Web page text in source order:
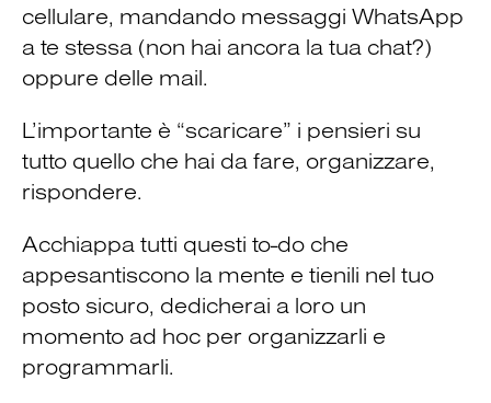
cellulare, mandando messaggi WhatsApp
a te stessa (non hai ancora la tua chat?)
oppure delle mail.
L’importante è “scaricare” i pensieri su
tutto quello che hai da fare, organizzare,
rispondere.
Acchiappa tutti questi to-do che
appesantiscono la mente e tienili nel tuo
posto sicuro, dedicherai a loro un
momento ad hoc per organizzarli e
programmarli.